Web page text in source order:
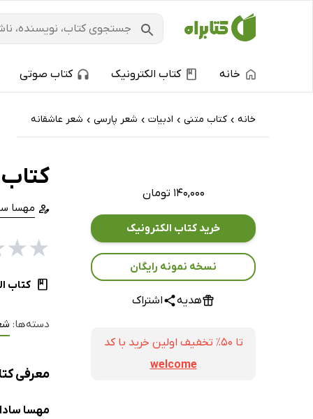
خانه کتاب الکترونیک کتاب صوتی
خانه › کتاب‌ متنی › ادبیات › شعر پارسی › شعر عاشقانه
۱۴۰,۰۰۰ تومان
خرید کتاب الکترونیک
نسخه نمونه رایگان
هدیه اشتراک
تا ۵۰٪ تخفیف اولین خرید با کد
welcome
مهسا
★
★
کتاب
دسته‌ها:
معرفی
مهسا